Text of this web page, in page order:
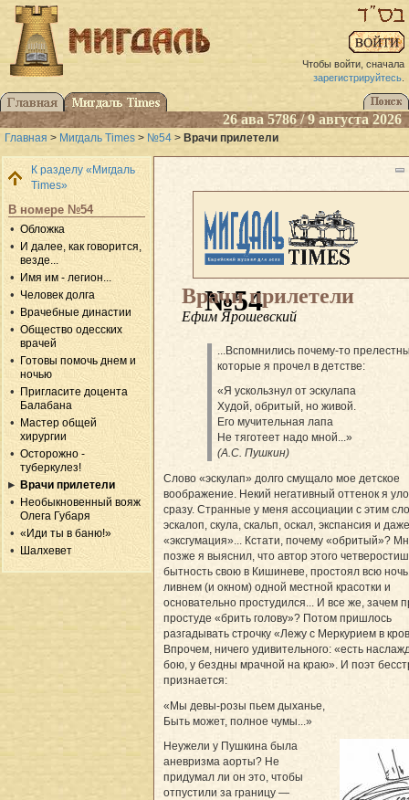
Чтобы войти, сначала
зарегистрируйтесь.
26 ава 5786 / 9 августа 2026
Главная > Мигдаль Times > №54 > Врачи прилетели
К разделу «Мигдаль
Times»
В номере №54
Обложка
И далее, как говорится,
везде...
Имя им - легион...
Человек долга
Врачебные династии
Общество одесских
врачей
Готовы помочь днем и
ночью
Пригласите доцента
Балабана
Мастер общей
хирургии
Осторожно -
туберкулез!
Врачи прилетели
Необыкновенный вояж
Олега Губаря
«Иди ты в баню!»
Шалхевет
№54
Врачи прилетели
Ефим Ярошевский
...Вспомнились почему-то
которые я прочел в детстве:
«Я ускользнул от эскулапа
Худой, обритый, но живой.
Его мучительная лапа
Не тяготеет надо мной...»
(А.С. Пушкин)
Слово «эскулап» долго смущало мое детское
воображение. Некий негативный оттенок я
сразу. Странные у меня ассоциации с этим
эскалоп, скула, скальп, оскал, экспансия и даже
«эксгумация»... Кстати, почему «обритый»?
позже я выяснил, что автор этого
бытность свою в Кишиневе, простоял всю
ливнем (и окном) одной местной красотки и
основательно простудился... И все же, зачем
простуде «брить голову»? Потом пришлось
разгадывать строчку «Лежу с Меркурием в
Впрочем, ничего удивительного: «есть
бою, у бездны мрачной на краю». И поэт
признается:
«Мы девы-розы пьем дыханье,
Быть может, полное чумы...»
Неужели у Пушкина была
аневризма аорты? Не
придумал ли он это, чтобы
отпустили за границу —